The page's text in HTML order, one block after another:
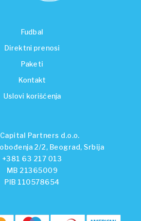
Fudbal
Direktni prenosi
Paketi
Kontakt
Uslovi korišćenja
Partners d.o.o.
2/2, Beograd, Srbija
+381 63 217 013
MB 21365009
PIB 110578654